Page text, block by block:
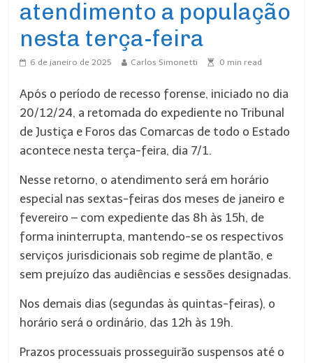
atendimento a população
nesta terça-feira
6 de janeiro de 2025 Carlos Simonetti 0 min read
Após o período de recesso forense, iniciado no dia
20/12/24, a retomada do expediente no Tribunal
de Justiça e Foros das Comarcas de todo o Estado
acontece nesta terça-feira, dia 7/1.
Nesse retorno, o atendimento será em horário
especial nas sextas-feiras dos meses de janeiro e
fevereiro – com expediente das 8h às 15h, de
forma ininterrupta, mantendo-se os respectivos
serviços jurisdicionais sob regime de plantão, e
sem prejuízo das audiências e sessões designadas.
Nos demais dias (segundas às quintas-feiras), o
horário será o ordinário, das 12h às 19h.
Prazos processuais prosseguirão suspensos até o